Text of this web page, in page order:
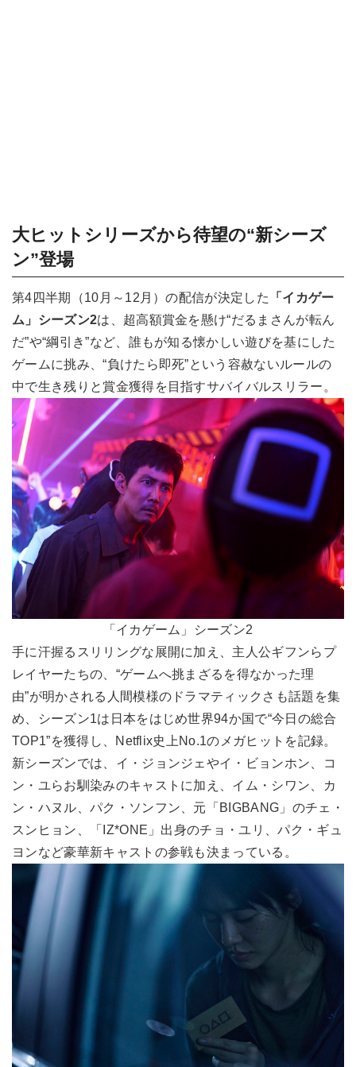
大ヒットシリーズから待望の“新シーズ
ン”登場
第4四半期（10月～12月）の配信が決定した
「イカゲー
ム」シーズン2は、超高額賞金を懸け“だるまさんが転ん
だ”や“綱引き”など、誰もが知る懐かしい遊びを基にした
ゲームに挑み、“負けたら即死”という容赦ないルールの
中で生き残りと賞金獲得を目指すサバイバルスリラー。
「イカゲーム」シーズン2
手に汗握るスリリングな展開に加え、主人公ギフンらプ
レイヤーたちの、“ゲームへ挑まざるを得なかった理
由”が明かされる人間模様のドラマティックさも話題を集
め、シーズン1は日本をはじめ世界94か国で“今日の総合
TOP1”を獲得し、Netflix史上No.1のメガヒットを記録。
新シーズンでは、イ・ジョンジェやイ・ビョンホン、コ
ン・ユらお馴染みのキャストに加え、イム・シワン、カ
ン・ハヌル、パク・ソンフン、元「BIGBANG」のチェ・
スンヒョン、「IZ*ONE」出身のチョ・ユリ、パク・ギュ
ヨンなど豪華新キャストの参戦も決まっている。